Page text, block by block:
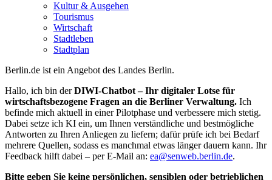
Kultur & Ausgehen
Tourismus
Wirtschaft
Stadtleben
Stadtplan
Berlin.de ist ein Angebot des Landes Berlin.
Hallo, ich bin derDIWI-Chatbot – Ihr digitaler Lotse für
wirtschaftsbezogene Fragen an die Berliner Verwaltung. Ich
befinde mich aktuell in einer Pilotphase und verbessere mich stetig.
Dabei setze ich KI ein, um Ihnen verständliche und bestmögliche
Antworten zu Ihren Anliegen zu liefern; dafür prüfe ich bei Bedarf
mehrere Quellen, sodass es manchmal etwas länger dauern kann. Ihr
Feedback hilft dabei – per E-Mail an: ea@senweb.berlin.de.
Bitte geben Sie keine persönlichen, sensiblen oder betrieblichen